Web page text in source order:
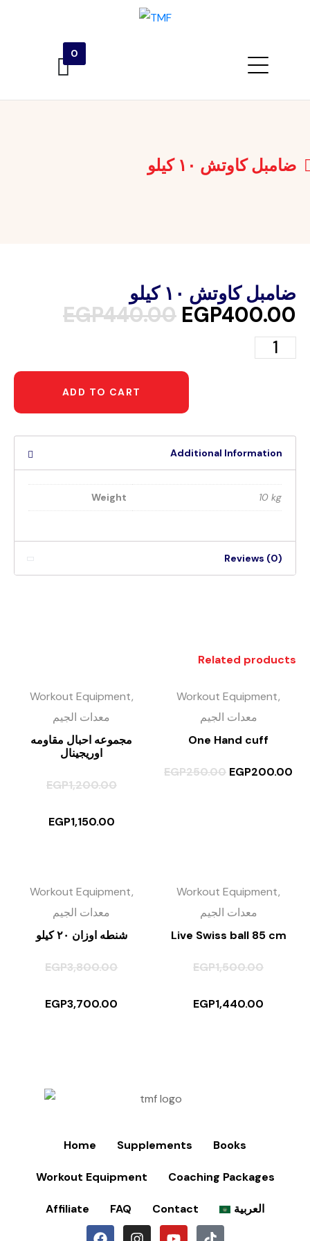
0
ضامبل كاوتش ١٠ كيلو
ضامبل كاوتش ١٠ كيلو
EGP440.00 EGP400.00
ADD TO CART
Additional Information
Weight 10 kg
Reviews (0)
Related products
Workout Equipment,
معدات الجيم
مجموعه احبال مقاومه
اوريجينال
EGP1,200.00
EGP1,150.00
Workout Equipment,
معدات الجيم
One Hand cuff
EGP250.00 EGP200.00
Workout Equipment,
معدات الجيم
شنطه اوزان ٢٠ كيلو
EGP3,800.00
EGP3,700.00
Workout Equipment,
معدات الجيم
Live Swiss ball 85 cm
EGP1,500.00
EGP1,440.00
Home Supplements Books
Workout Equipment Coaching Packages
Affiliate FAQ Contact العربية